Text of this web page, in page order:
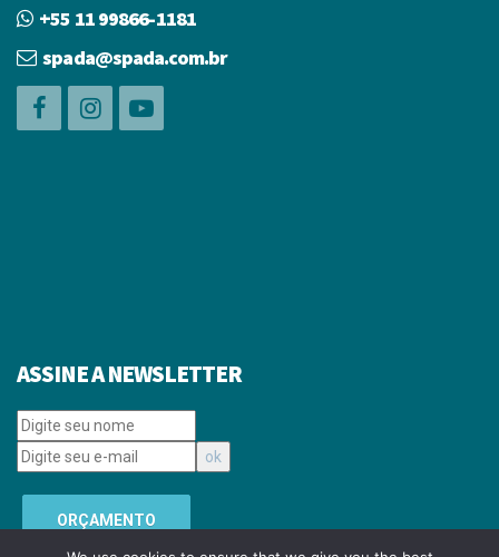
+55 11 99866-1181
spada@spada.com.br
ASSINE A NEWSLETTER
ORÇAMENTO